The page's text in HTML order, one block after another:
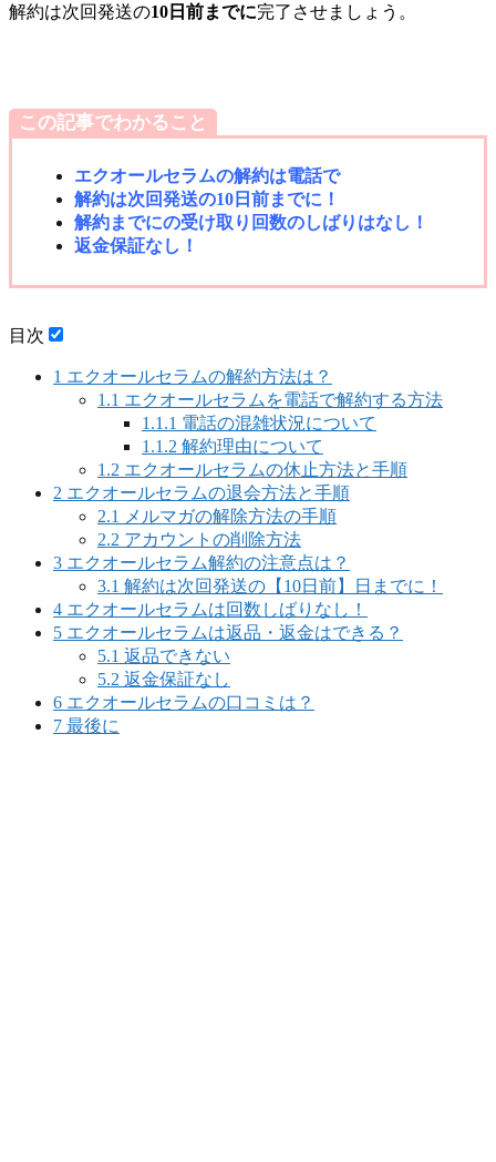
解約は次回発送の10日前までに完了させましょう。
この記事でわかること
エクオールセラムの解約は電話で
解約は次回発送の10日前までに！
解約までにの受け取り回数のしばりはなし！
返金保証なし！
目次
1 エクオールセラムの解約方法は？
1.1 エクオールセラムを電話で解約する方法
1.1.1 電話の混雑状況について
1.1.2 解約理由について
1.2 エクオールセラムの休止方法と手順
2 エクオールセラムの退会方法と手順
2.1
メルマガの解除方法の手順
2.2 アカウントの削除方法
3 エクオールセラム解約の注意点は？
3.1 解約は次回発送の【10日前】日までに！
4 エクオールセラムは回数しばりなし！
5 エクオールセラムは返品・返金はできる？
5.1 返品できない
5.2 返金保証なし
6 エクオールセラムの口コミは？
7 最後に